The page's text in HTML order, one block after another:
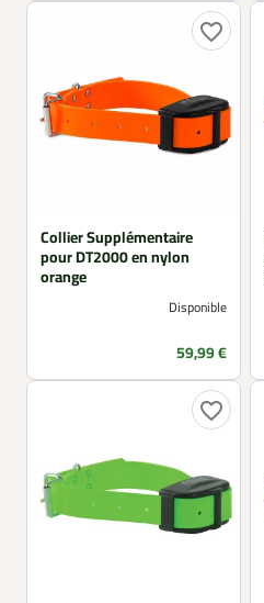
favorite_border
Collier Supplémentaire
pour DT2000 en nylon
orange
Disponible
Prix
59,99 €
favorite_border